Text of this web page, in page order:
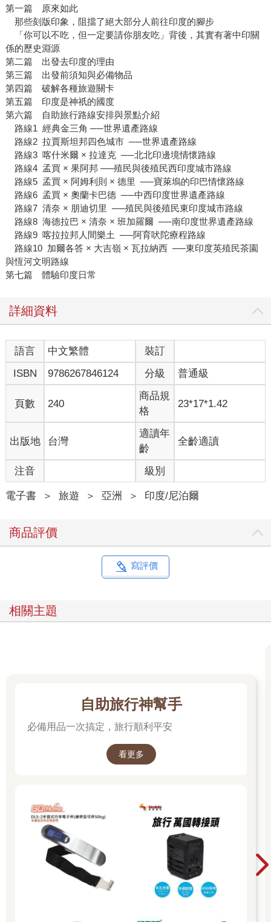
第一篇 原來如此
那些刻版印象，阻擋了絕大部分人前往印度的腳步
「你可以不吃，但一定要請你朋友吃」背後，其實有著中印關
係的歷史淵源
第二篇 出發去印度的理由
第三篇 出發前須知與必備物品
第四篇 破解各種旅遊關卡
第五篇 印度是神祇的國度
第六篇 自助旅行路線安排與景點介紹
路線1 經典金三角 ──世界遺產路線
路線2 拉賈斯坦邦四色城市 ──世界遺產路線
路線3 喀什米爾 × 拉達克 ──北北印邊境情懷路線
路線4 孟買 × 果阿邦 ──殖民與後殖民西印度城市路線
路線5 孟買 × 阿姆利則 × 德里 ──寶萊塢的印巴情懷路線
路線6 孟買 × 奧蘭卡巴德 ──中西印度世界遺產路線
路線7 清奈 × 朋迪切里 ──殖民與後殖民東印度城市路線
路線8 海德拉巴 × 清奈 × 班加羅爾 ──南印度世界遺產路線
路線9 喀拉拉邦人間樂土 ──阿育吠陀療程路線
路線10 加爾各答 × 大吉嶺 × 瓦拉納西 ──東印度英殖民茶園
與恆河文明路線
第七篇 體驗印度日常
詳細資料
語言 中文繁體
裝訂
ISBN
9786267846124 分級 普通級
頁數 240
商品規
格
23*17*1.42
出版地 台灣
適讀年
齡
全齡適讀
注音 級別
電子書 ＞ 旅遊 ＞ 亞洲 ＞ 印度/尼泊爾
商品評價
寫評價
相關主題
自助旅行神幫手
必備用品一次搞定，旅行順利平安
看更多